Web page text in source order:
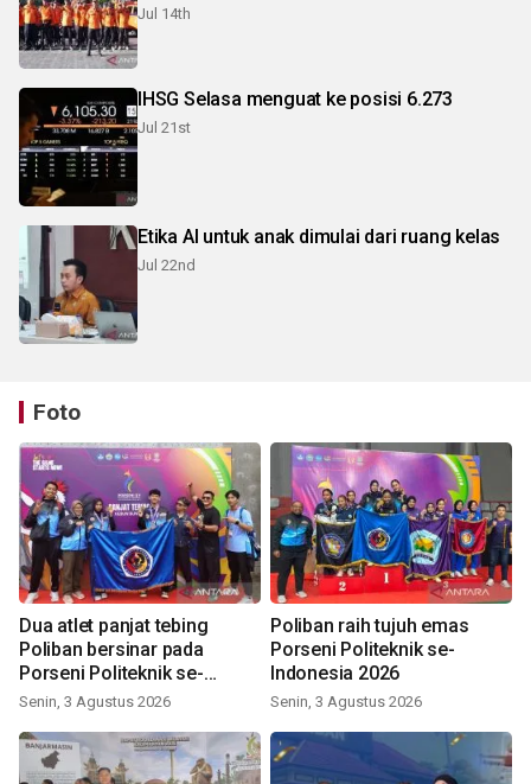
Jul 14th
IHSG Selasa menguat ke posisi 6.273
Jul 21st
Etika AI untuk anak dimulai dari ruang kelas
Jul 22nd
Foto
Dua atlet panjat tebing
Poliban bersinar pada
Porseni Politeknik se-
Indonesia 2026
Senin, 3 Agustus 2026
Poliban raih tujuh emas
Porseni Politeknik se-
Indonesia 2026
Senin, 3 Agustus 2026